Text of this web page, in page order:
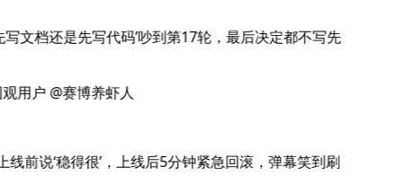
写文档还是先写代码’吵到第17轮，最后决定都不写先
用户 @赛博养虾人
线前说‘稳得很’，上线后5分钟紧急回滚，弹幕笑到刷